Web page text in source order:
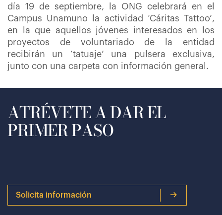
día 19 de septiembre, la ONG celebrará en el
Campus Unamuno la actividad ‘Cáritas Tattoo’,
en la que aquellos jóvenes interesados en los
proyectos de voluntariado de la entidad
recibirán un ‘tatuaje’ una pulsera exclusiva,
junto con una carpeta con información general.
ATRÉVETE A DAR EL
PRIMER PASO
Solicita información